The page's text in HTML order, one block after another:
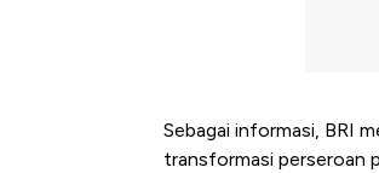
Sebagai informasi, BRI
transformasi perseroan